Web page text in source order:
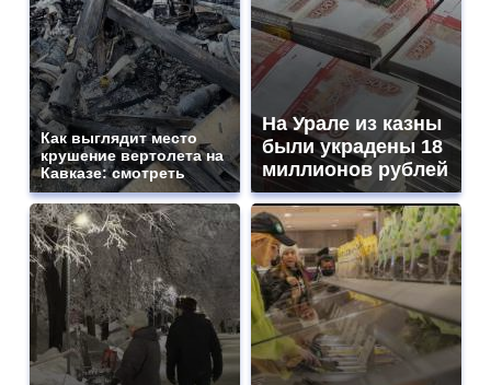
Как выглядит место
крушение вертолета на
Кавказе: смотреть
На Урале из казны
были украдены 18
миллионов рублей